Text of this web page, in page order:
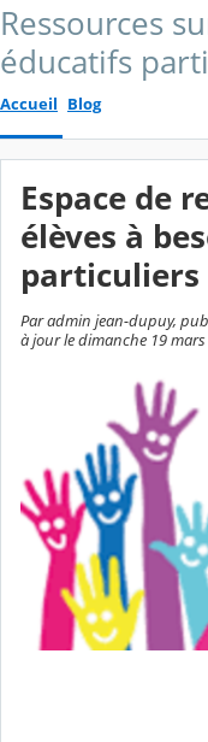
Ressources
éducatifs
Accueil Blog
Espace de
élèves à
particuliers
Par admin jean-dupuy,
à jour le dimanche 19